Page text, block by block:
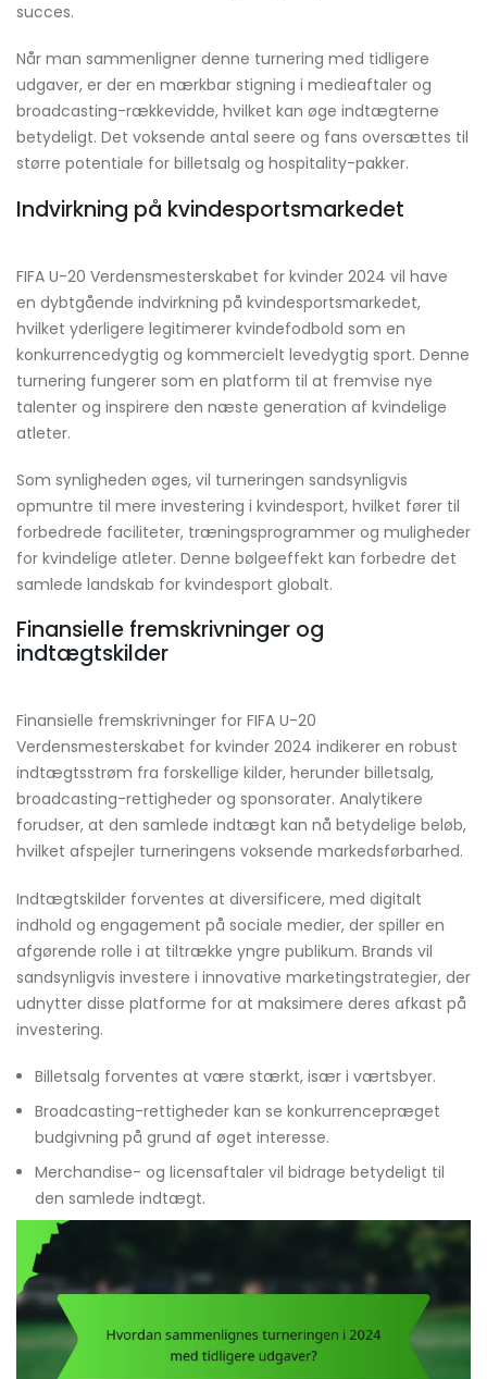
succes.
Når man sammenligner denne turnering med tidligere
udgaver, er der en mærkbar stigning i medieaftaler og
broadcasting-rækkevidde, hvilket kan øge indtægterne
betydeligt. Det voksende antal seere og fans oversættes til
større potentiale for billetsalg og hospitality-pakker.
Indvirkning på kvindesportsmarkedet
FIFA U-20 Verdensmesterskabet for kvinder 2024 vil have
en dybtgående indvirkning på kvindesportsmarkedet,
hvilket yderligere legitimerer kvindefodbold som en
konkurrencedygtig og kommercielt levedygtig sport. Denne
turnering fungerer som en platform til at fremvise nye
talenter og inspirere den næste generation af kvindelige
atleter.
Som synligheden øges, vil turneringen sandsynligvis
opmuntre til mere investering i kvindesport, hvilket fører til
forbedrede faciliteter, træningsprogrammer og muligheder
for kvindelige atleter. Denne bølgeeffekt kan forbedre det
samlede landskab for kvindesport globalt.
Finansielle fremskrivninger og
indtægtskilder
Finansielle fremskrivninger for FIFA U-20
Verdensmesterskabet for kvinder 2024 indikerer en robust
indtægtsstrøm fra forskellige kilder, herunder billetsalg,
broadcasting-rettigheder og sponsorater. Analytikere
forudser, at den samlede indtægt kan nå betydelige beløb,
hvilket afspejler turneringens voksende markedsførbarhed.
Indtægtskilder forventes at diversificere, med digitalt
indhold og engagement på sociale medier, der spiller en
afgørende rolle i at tiltrække yngre publikum. Brands vil
sandsynligvis investere i innovative marketingstrategier, der
udnytter disse platforme for at maksimere deres afkast på
investering.
Billetsalg forventes at være stærkt, især i værtsbyer.
Broadcasting-rettigheder kan se konkurrencepræget
budgivning på grund af øget interesse.
Merchandise- og licensaftaler vil bidrage betydeligt til
den samlede indtægt.